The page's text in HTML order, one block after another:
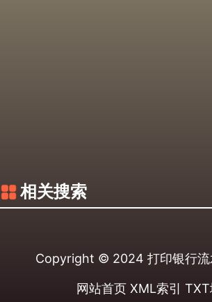
相关搜索
Copyright © 2024 打印银行流
网站首页 XML索引 TXT